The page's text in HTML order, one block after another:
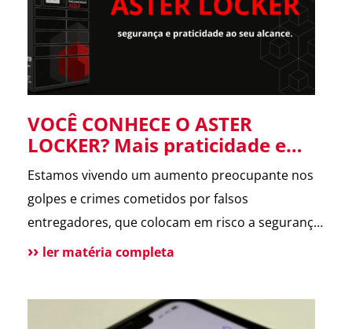
VOCÊ CONHECE O ASTER
LOCKER? Mais praticidade e
segurança para suas entregas
no condomínio.
Estamos vivendo um aumento preocupante nos
golpes e crimes cometidos por falsos
entregadores, que colocam em risco a segurança
dos moradores e a rotina dos condomínios.
encomendas, eliminando o contato direto entre
ler matéria completa